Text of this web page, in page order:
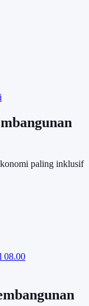
paling inklusif
08.00